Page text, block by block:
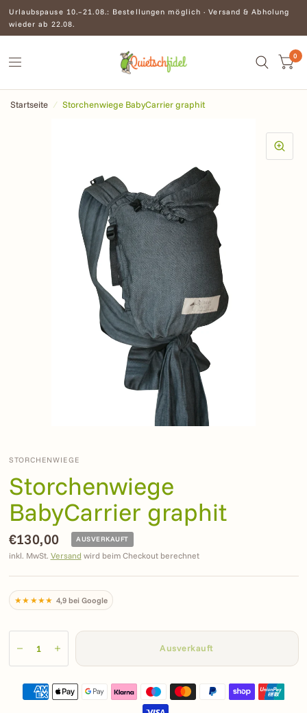
Urlaubspause 10.–21.08.: Bestellungen möglich · Versand & Abholung
wieder ab 22.08.
0
Startseite / Storchenwiege BabyCarrier graphit
STORCHENWIEGE
Storchenwiege
BabyCarrier graphit
€130,00 AUSVERKAUFT
inkl. MwSt. Versand wird beim Checkout berechnet
★★★★★ 4,9 bei Google
Ausverkauft